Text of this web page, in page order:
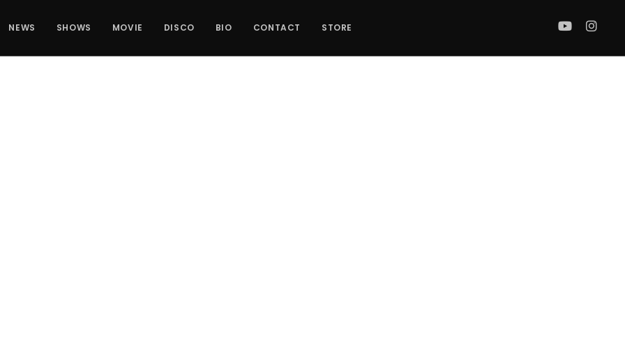
NEWS SHOWS MOVIE DISCO BIO CONTACT STORE